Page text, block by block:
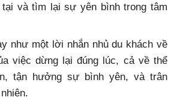
tại và tìm lại sự yên bình trong tâm
như một lời nhắn nhủ du khách về
việc dừng lại đúng lúc, cả về thể
tận hưởng sự bình yên, và trân